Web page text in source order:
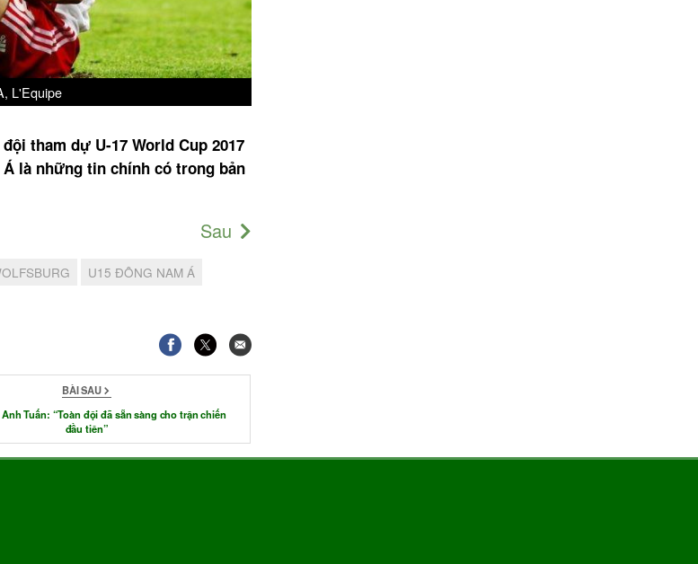
L'Equipe
tham dự U-17 World Cup 2017
là những tin chính có trong bản
Sau
U15 ĐÔNG NAM Á
BÀI SAU
Tuấn: “Toàn đội đã sẵn sàng cho trận chiến
đầu tiên”